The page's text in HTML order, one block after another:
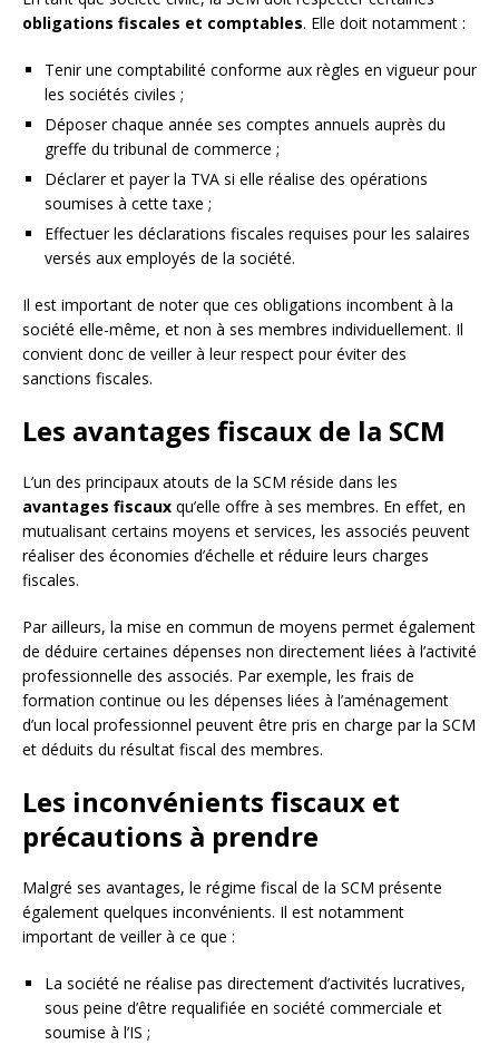
obligations fiscales et comptables. Elle doit notamment :
Tenir une comptabilité conforme aux règles en vigueur pour
les sociétés civiles ;
Déposer chaque année ses comptes annuels auprès du
greffe du tribunal de commerce ;
Déclarer et payer la TVA si elle réalise des opérations
soumises à cette taxe ;
Effectuer les déclarations fiscales requises pour les salaires
versés aux employés de la société.
Il est important de noter que ces obligations incombent à la
société elle-même, et non à ses membres individuellement. Il
convient donc de veiller à leur respect pour éviter des
sanctions fiscales.
Les avantages fiscaux de la SCM
L’un des principaux atouts de la SCM réside dans les
avantages fiscaux qu’elle offre à ses membres. En effet, en
mutualisant certains moyens et services, les associés peuvent
réaliser des économies d’échelle et réduire leurs charges
fiscales.
Par ailleurs, la mise en commun de moyens permet également
de déduire certaines dépenses non directement liées à l’activité
professionnelle des associés. Par exemple, les frais de
formation continue ou les dépenses liées à l’aménagement
d’un local professionnel peuvent être pris en charge par la SCM
et déduits du résultat fiscal des membres.
Les inconvénients fiscaux et
précautions à prendre
Malgré ses avantages, le régime fiscal de la SCM présente
également quelques inconvénients. Il est notamment
important de veiller à ce que :
La société ne réalise pas directement d’activités lucratives,
sous peine d’être requalifiée en société commerciale et
soumise à l’IS ;